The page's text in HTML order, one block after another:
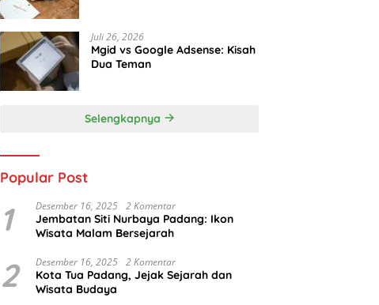
Juli 26, 2026
Mgid vs Google Adsense: Kisah
Dua Teman
Selengkapnya
Popular Post
1 Desember 16, 2025 2 Komentar
Jembatan Siti Nurbaya Padang: Ikon
Wisata Malam Bersejarah
2 Desember 16, 2025 2 Komentar
Kota Tua Padang, Jejak Sejarah dan
Wisata Budaya